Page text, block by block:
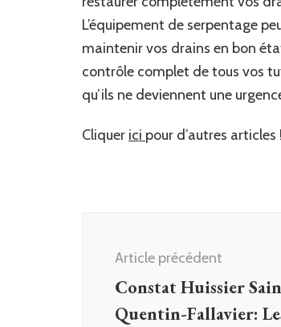
L’équipement de serpentage
maintenir vos drains en bon
contrôle complet de tous vos
qu’ils ne deviennent une
Cliquer ici pour d’autres articles
d'article
Article précédent
Constat Huissier
Quentin-Fallavier: